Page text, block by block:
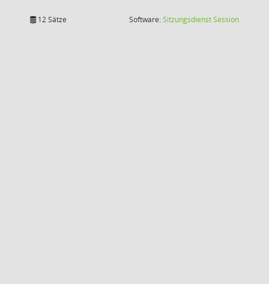
12 Sätze Software:SitzungsdienstSession(Wird in